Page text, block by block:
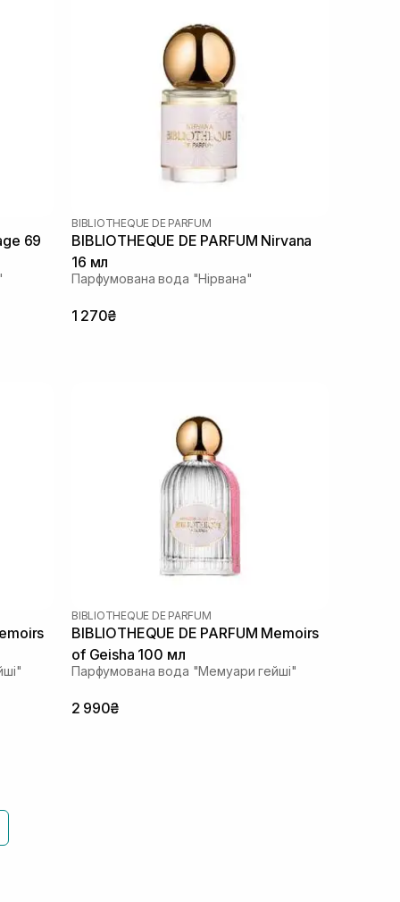
69
BIBLIOTHEQUE DE PARFUM
BIBLIOTHEQUE DE PARFUM Nirvana
16 мл
Парфумована вода "Нірвана"
1 270₴
BIBLIOTHEQUE DE PARFUM
BIBLIOTHEQUE DE PARFUM Memoirs
of Geisha 100 мл
Парфумована вода "Мемуари гейші"
2 990₴